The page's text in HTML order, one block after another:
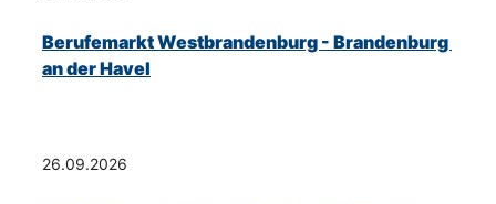
Berufemarkt Westbrandenburg - Brandenburg
an der Havel
26.09.2026